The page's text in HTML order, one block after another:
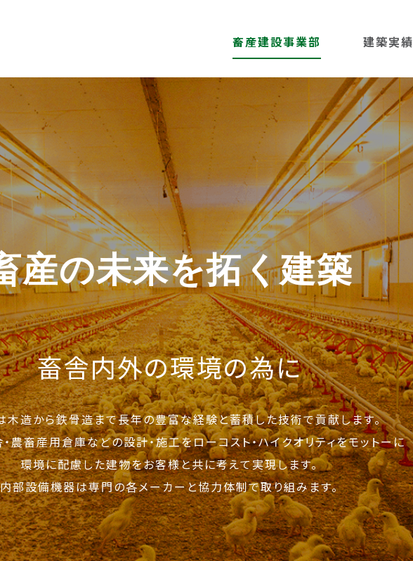
畜産建設事業部 建築実績
産の未来を拓く建築
畜舎内外の環境の為に
木造から鉄骨造まで長年の豊富な経験と蓄積した技術で貢献します。
農畜産用倉庫などの設計・施工をローコスト・ハイクオリティをモットーに
環境に配慮した建物をお客様と共に考えて実現します。
内部設備機器は専門の各メーカーと協力体制で取り組みます。